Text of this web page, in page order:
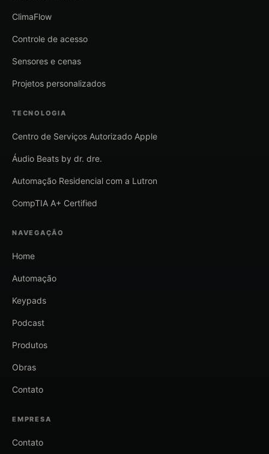
ClimaFlow
Controle de acesso
Sensores e cenas
Projetos personalizados
TECNOLOGIA
Centro de Serviços Autorizado Apple
Áudio Beats by dr. dre.
Automação Residencial com a Lutron
CompTIA A+ Certified
NAVEGAÇÃO
Home
Automação
Keypads
Podcast
Produtos
Obras
Contato
EMPRESA
Contato